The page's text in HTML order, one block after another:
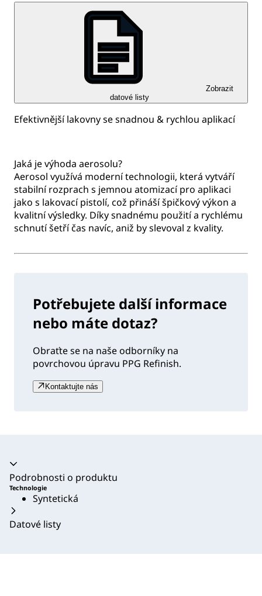
Zobrazit
datové listy
Efektivnější lakovny se snadnou & rychlou aplikací
Jaká je výhoda aerosolu?
Aerosol využívá moderní technologii, která vytváří
stabilní rozprach s jemnou atomizací pro aplikaci
jako s lakovací pistolí, což přináší špičkový výkon a
kvalitní výsledky. Díky snadnému použití a rychlému
schnutí šetří čas navíc, aniž by slevoval z kvality.
Potřebujete další informace
nebo máte dotaz?
Obraťte se na naše odborníky na
povrchovou úpravu PPG Refinish.
Kontaktujte nás
Akordeon se zhroutil
Podrobnosti o produktu
Technologie
Syntetická
Datové listy